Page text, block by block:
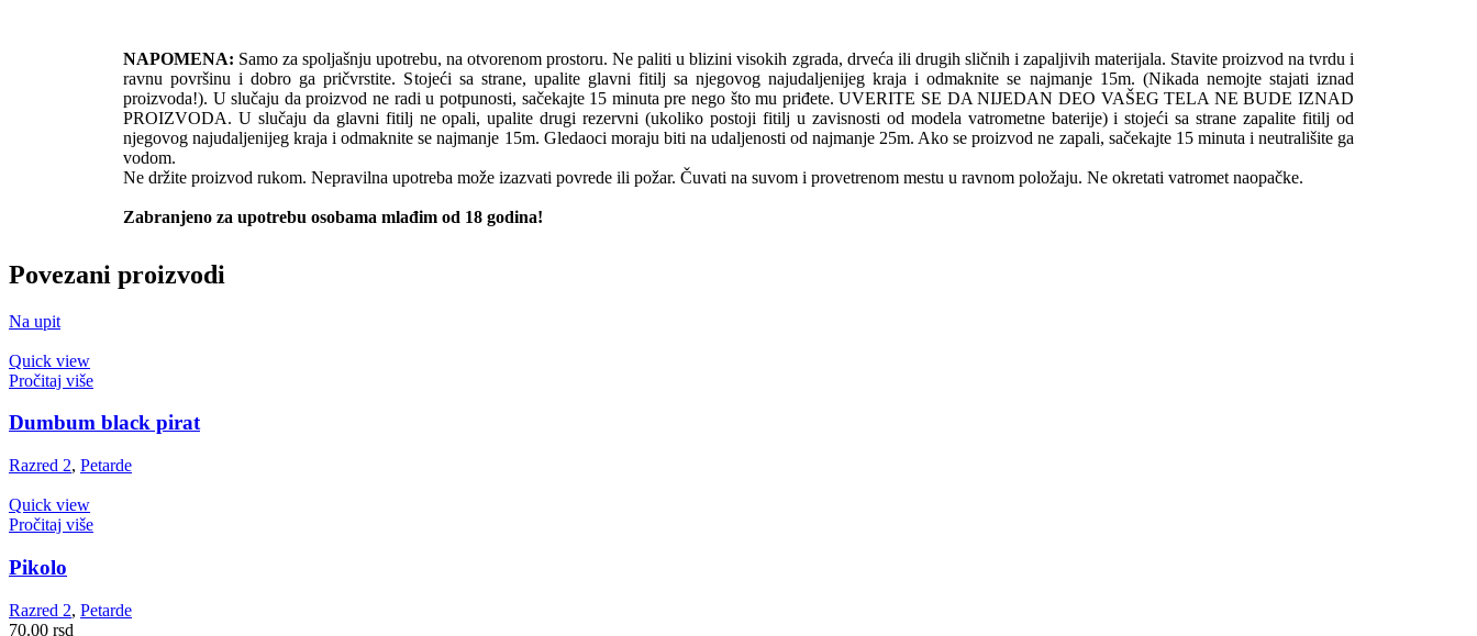
NAPOMENA: Samo za spoljašnju upotrebu, na otvorenom prostoru. Ne paliti u blizini visokih zgrada, drveća ili drugih sličnih i zapaljivih materijala. Stavite proizvod na tvrdu i
ravnu površinu i dobro ga pričvrstite. Stojeći sa strane, upalite glavni fitilj sa njegovog najudaljenijeg kraja i odmaknite se najmanje 15m. (Nikada nemojte stajati iznad
proizvoda!). U slučaju da proizvod ne radi u potpunosti, sačekajte 15 minuta pre nego što mu priđete. UVERITE SE DA NIJEDAN DEO VAŠEG TELA NE BUDE IZNAD
PROIZVODA. U slučaju da glavni fitilj ne opali, upalite drugi rezervni (ukoliko postoji fitilj u zavisnosti od modela vatrometne baterije) i stojeći sa strane zapalite fitilj od
njegovog najudaljenijeg kraja i odmaknite se najmanje 15m. Gledaoci moraju biti na udaljenosti od najmanje 25m. Ako se proizvod ne zapali, sačekajte 15 minuta i neutrališite ga
vodom.
Ne držite proizvod rukom. Nepravilna upotreba može izazvati povrede ili požar. Čuvati na suvom i provetrenom mestu u ravnom položaju. Ne okretati vatromet naopačke.
Zabranjeno za upotrebu osobama mlađim od 18 godina!
Povezani proizvodi
Na upit
Quick view
Pročitaj više
Dumbum black pirat
Razred 2, Petarde
Quick view
Pročitaj više
Pikolo
Razred 2, Petarde
70.00 rsd